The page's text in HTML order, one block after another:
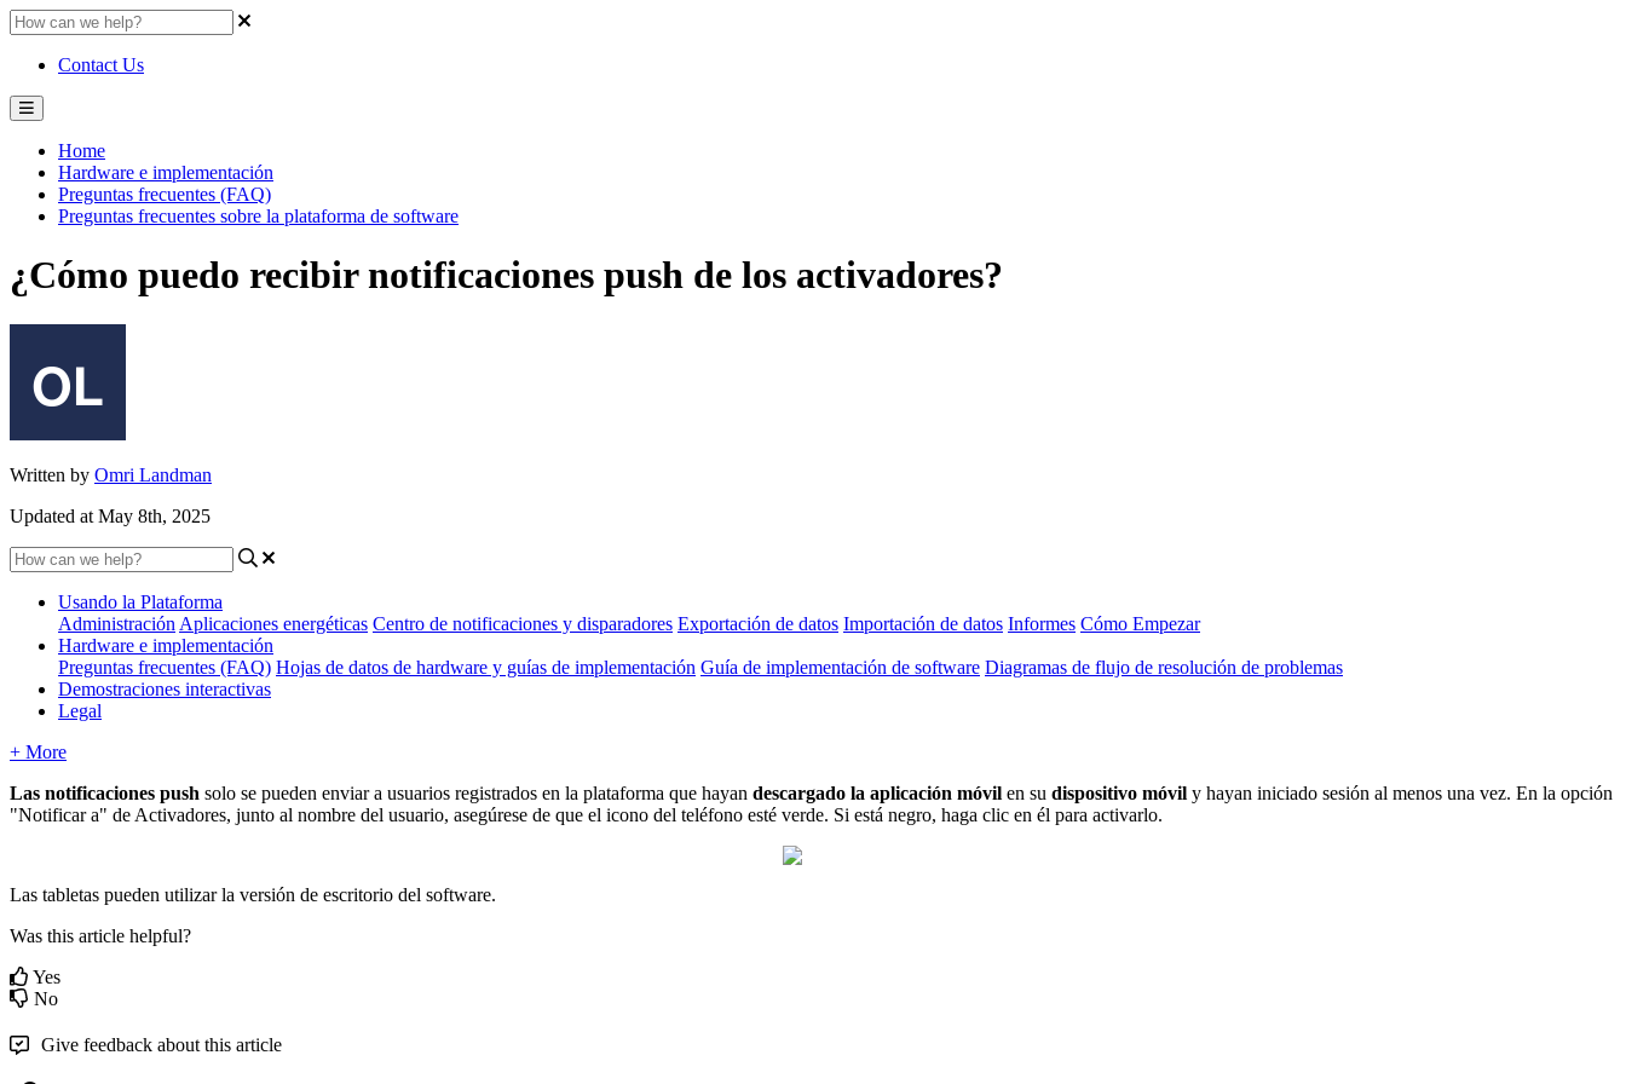
Contact Us
Home
Hardware e implementación
Preguntas frecuentes (FAQ)
Preguntas frecuentes sobre la plataforma de software
¿Cómo puedo recibir notificaciones push de los activadores?
Written by Omri Landman
Updated at May 8th, 2025
Usando la Plataforma
Administración Aplicaciones energéticas Centro de notificaciones y disparadores Exportación de datos Importación de datos Informes Cómo Empezar
Hardware e implementación
Preguntas frecuentes (FAQ) Hojas de datos de hardware y guías de implementación Guía de implementación de software Diagramas de flujo de resolución de problemas
Demostraciones interactivas
Legal
+ More
Las notificaciones push solo se pueden enviar a usuarios registrados en la plataforma que hayan descargado la aplicación móvil en su dispositivo móvil y hayan iniciado sesión al menos una vez. En la opción
"Notificar a" de Activadores, junto al nombre del usuario, asegúrese de que el icono del teléfono esté verde. Si está negro, haga clic en él para activarlo.
Las tabletas pueden utilizar la versión de escritorio del software.
Was this article helpful?
Yes
No
Give feedback about this article